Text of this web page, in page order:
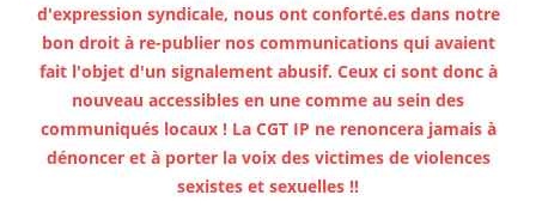
d'expression syndicale, nous ont conforté.es dans notre
bon droit à re-publier nos communications qui avaient
fait l'objet d'un signalement abusif. Ceux ci sont donc à
nouveau accessibles en une comme au sein des
communiqués locaux ! La CGT IP ne renoncera jamais à
dénoncer et à porter la voix des victimes de violences
sexistes et sexuelles !!